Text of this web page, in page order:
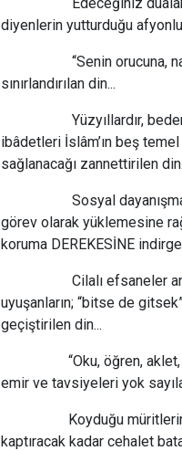
diyenlerin yutturduğu
“Senin orucuna,
sınırlandırılan din...
Yüzyıllardır,
ibâdetleri İslâm’ın beş
sağlanacağı zannettirilen
Sosyal dayanışmayı
görev olarak yüklemesine
koruma DEREKESİNE
Cilalı efsaneler
uyuşanların; “bitse de
geçiştirilen din...
“Oku, öğren, aklet,
emir ve tavsiyeleri yok
Koyduğu müritlerini
kaptıracak kadar cehalet